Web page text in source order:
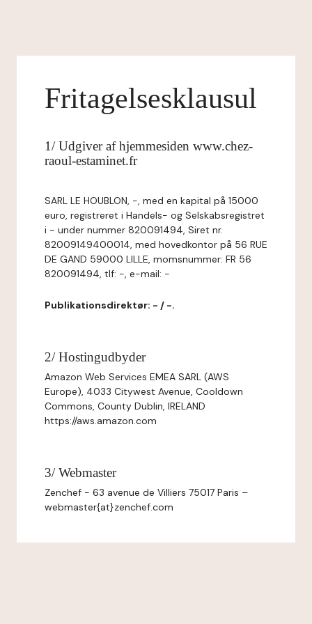
Fritagelsesklausul
1/ Udgiver af hjemmesiden www.chez-
raoul-estaminet.fr
SARL LE HOUBLON, -, med en kapital på 15000
euro, registreret i Handels- og Selskabsregistret
i - under nummer 820091494, Siret nr.
82009149400014, med hovedkontor på 56 RUE
DE GAND 59000 LILLE, momsnummer: FR 56
820091494, tlf: -, e-mail: -
Publikationsdirektør: - / -.
2/ Hostingudbyder
Amazon Web Services EMEA SARL (AWS
Europe), 4033 Citywest Avenue, Cooldown
Commons, County Dublin, IRELAND
https://aws.amazon.com
3/ Webmaster
Zenchef - 63 avenue de Villiers 75017 Paris –
webmaster{at}zenchef.com